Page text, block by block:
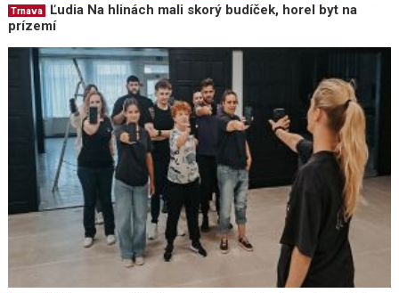
Trnava
Ľudia Na hlinách mali skorý budíček, horel byt na
prízemí